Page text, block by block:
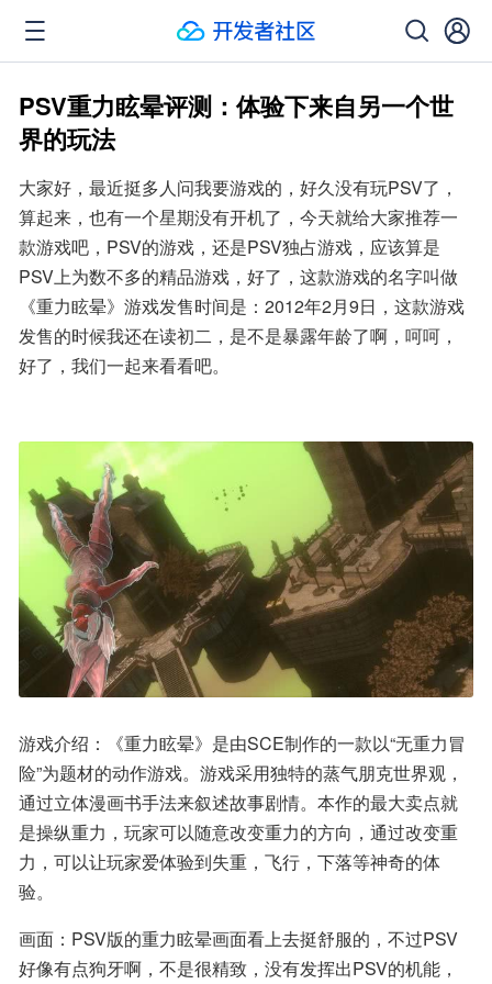
PSV重力眩晕评测：体验下来自另一个世
界的玩法
大家好，最近挺多人问我要游戏的，好久没有玩PSV了，
算起来，也有一个星期没有开机了，今天就给大家推荐一
款游戏吧，PSV的游戏，还是PSV独占游戏，应该算是
PSV上为数不多的精品游戏，好了，这款游戏的名字叫做
《重力眩晕》游戏发售时间是：2012年2月9日，这款游戏
发售的时候我还在读初二，是不是暴露年龄了啊，呵呵，
好了，我们一起来看看吧。
游戏介绍：《重力眩晕》是由SCE制作的一款以“无重力冒
险”为题材的动作游戏。游戏采用独特的蒸气朋克世界观，
通过立体漫画书手法来叙述故事剧情。本作的最大卖点就
是操纵重力，玩家可以随意改变重力的方向，通过改变重
力，可以让玩家爱体验到失重，飞行，下落等神奇的体
验。
画面：PSV版的重力眩晕画面看上去挺舒服的，不过PSV
好像有点狗牙啊，不是很精致，没有发挥出PSV的机能，